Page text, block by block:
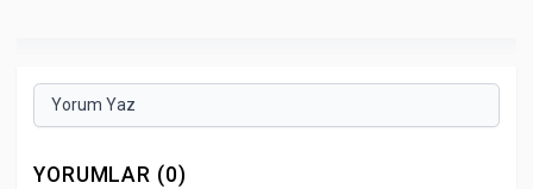
Yorum Yaz
YORUMLAR (0)